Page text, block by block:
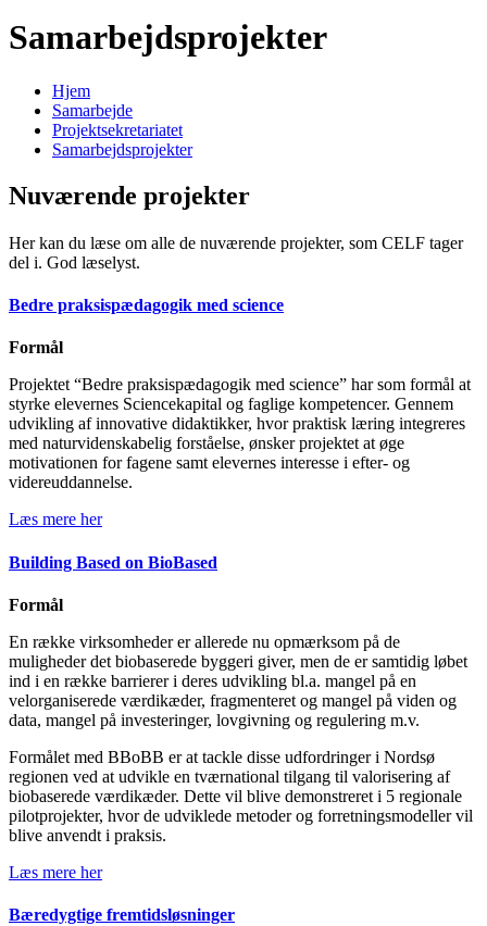
Samarbejdsprojekter
Hjem
Samarbejde
Projektsekretariatet
Samarbejdsprojekter
Nuværende projekter
Her kan du læse om alle de nuværende projekter, som CELF tager
del i. God læselyst.
Bedre praksispædagogik med science
Formål
Projektet “Bedre praksispædagogik med science” har som formål at
styrke elevernes Sciencekapital og faglige kompetencer. Gennem
udvikling af innovative didaktikker, hvor praktisk læring integreres
med naturvidenskabelig forståelse, ønsker projektet at øge
motivationen for fagene samt elevernes interesse i efter- og
videreuddannelse.
Læs mere her
Building Based on BioBased
Formål
En række virksomheder er allerede nu opmærksom på de
muligheder det biobaserede byggeri giver, men de er samtidig løbet
ind i en række barrierer i deres udvikling bl.a. mangel på en
velorganiserede værdikæder, fragmenteret og mangel på viden og
data, mangel på investeringer, lovgivning og regulering m.v.
Formålet med BBoBB er at tackle disse udfordringer i Nordsø
regionen ved at udvikle en tværnational tilgang til valorisering af
biobaserede værdikæder. Dette vil blive demonstreret i 5 regionale
pilotprojekter, hvor de udviklede metoder og forretningsmodeller vil
blive anvendt i praksis.
Læs mere her
Bæredygtige fremtidsløsninger